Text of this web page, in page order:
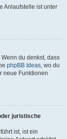
Anlaufstelle ist unter
du denkst, dass
phpBB Ideas, wo du
neue Funktionen
juristische
ist, ist ein